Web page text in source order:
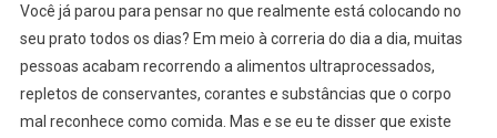
2025
Com
Escolhas
Simples
Você já parou para pensar no que realmente está colocando no
seu prato todos os dias? Em meio à correria do dia a dia, muitas
pessoas acabam recorrendo a alimentos ultraprocessados,
repletos de conservantes, corantes e substâncias que o corpo
mal reconhece como comida. Mas e se eu te disser que existe